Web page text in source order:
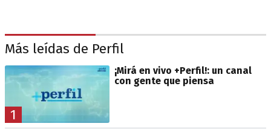
Más leídas de Perfil
1
¡Mirá en vivo +Perfil!: un canal
con gente que piensa